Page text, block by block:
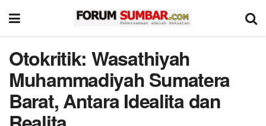
Otokritik: Wasathiyah
Muhammadiyah Sumatera
Barat, Antara Idealita dan